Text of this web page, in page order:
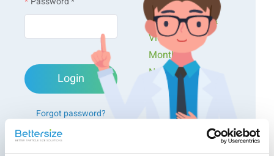
급성장하는 전기 자동차(EV) 혁명은 고성능의 지속 가능한 에
너지 솔루션의 개발에 달려 있습니다. 그러나 주행 거리의 한
계는 여전히 중요한 과제로 남아 있습니다. 리튬 이온 배터리
가 유망한 대안으로 떠오르고 있지만, 뛰어난 안전성과 경제성
으로 찬사를 받고 있는 리튬 인산철(LFP) 배터리는 리튬 니켈
화물(NCA)에 비해 중력 에너지 밀도가 낮다는 상충 관계에 직
Login
Forgot password?
Create an account
Workshops
Presentations &
Videos
Monthly
Newsletters
Exclusive Events...